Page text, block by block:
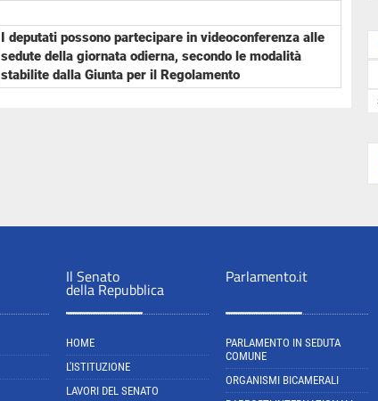
I deputati possono partecipare in videoconferenza alle
sedute della giornata odierna, secondo le modalità
stabilite dalla Giunta per il Regolamento
Il Senato
della Repubblica
HOME
L'ISTITUZIONE
LAVORI DEL SENATO
Parlamento.it
PARLAMENTO IN SEDUTA
COMUNE
ORGANISMI BICAMERALI